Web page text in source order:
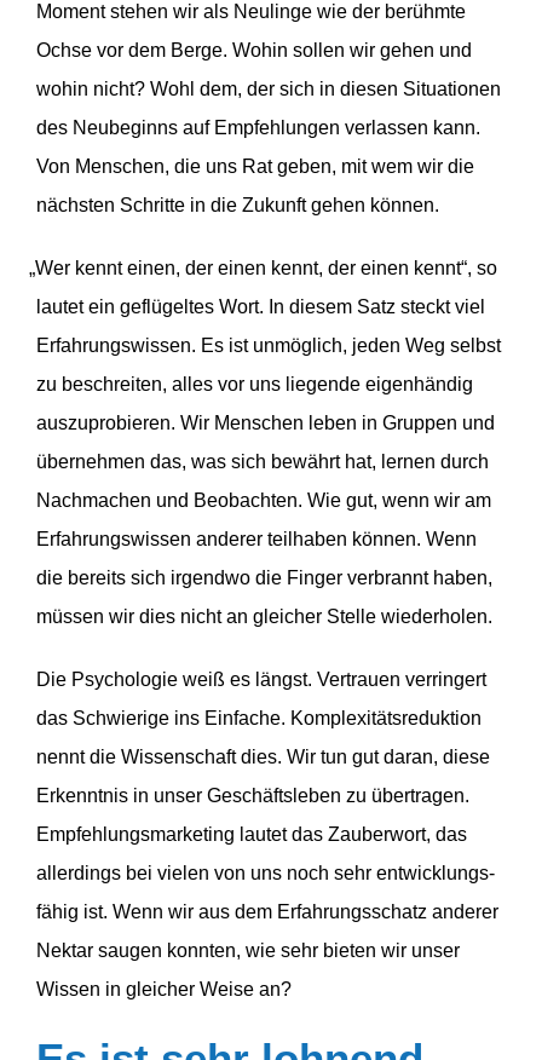
Moment stehen wir als Neulinge wie der berühmte
Ochse vor dem Berge. Wohin sollen wir gehen und
wohin nicht? Wohl dem, der sich in diesen Situa­tionen
des Neube­ginns auf Empfeh­lungen verlassen kann.
Von Menschen, die uns Rat geben, mit wem wir die
nächsten Schritte in die Zukunft gehen können.
„Wer kennt einen, der einen kennt, der einen kennt“, so
lautet ein geflü­geltes Wort. In diesem Satz steckt viel
Erfah­rungs­wissen. Es ist unmöglich, jeden Weg selbst
zu beschreiten, alles vor uns liegende eigen­händig
auszu­pro­bieren. Wir Menschen leben in Gruppen und
übernehmen das, was sich bewährt hat, lernen durch
Nachmachen und Beobachten. Wie gut, wenn wir am
Erfah­rungs­wissen anderer teilhaben können. Wenn
die bereits sich irgendwo die Finger verbrannt haben,
müssen wir dies nicht an gleicher Stelle wiederholen.
Die Psycho­logie weiß es längst. Vertrauen verringert
das Schwierige ins Einfache. Komple­xi­täts­re­duktion
nennt die Wissen­schaft dies. Wir tun gut daran, diese
Erkenntnis in unser Geschäfts­leben zu übertragen.
Empfeh­lungs­mar­keting lautet das Zauberwort, das
aller­dings bei vielen von uns noch sehr entwick­lungs­
fähig ist. Wenn wir aus dem Erfah­rungs­schatz anderer
Nektar saugen konnten, wie sehr bieten wir unser
Wissen in gleicher Weise an?